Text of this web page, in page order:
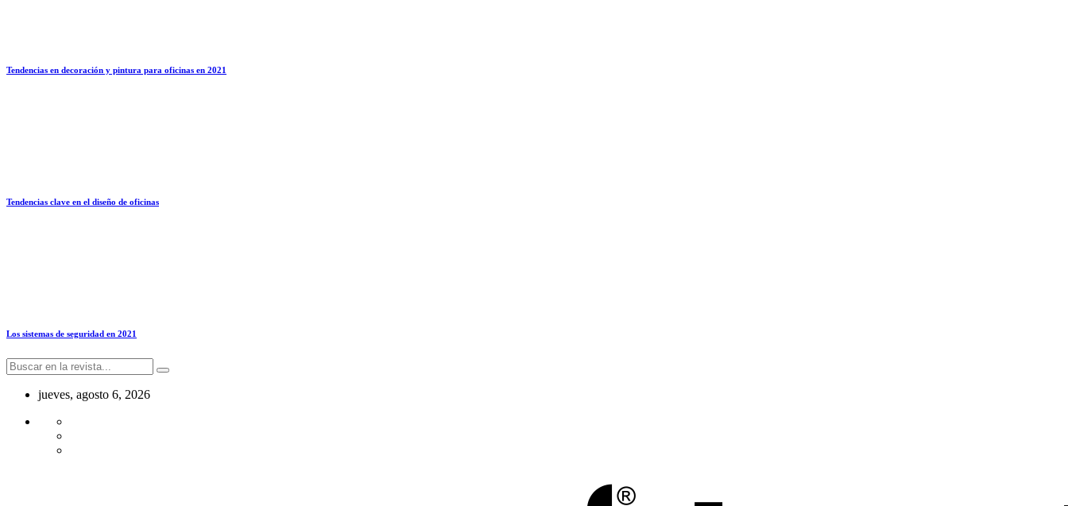
Tendencias en decoración y pintura para oficinas en 2021
Tendencias clave en el diseño de oficinas
Los sistemas de seguridad en 2021
jueves, agosto 6, 2026